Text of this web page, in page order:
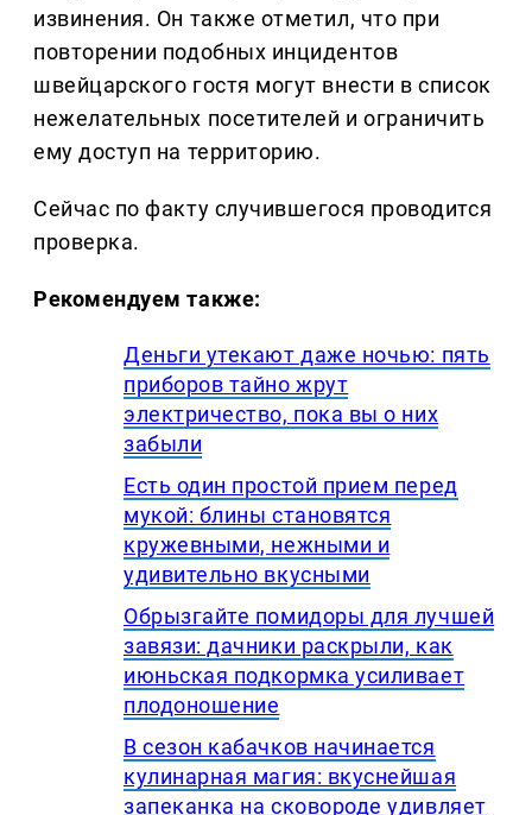
извинения. Он также отметил, что при
повторении подобных инцидентов
швейцарского гостя могут внести в список
нежелательных посетителей и ограничить
ему доступ на территорию.
Сейчас по факту случившегося проводится
проверка.
Рекомендуем также:
Деньги утекают даже ночью: пять
приборов тайно жрут
электричество, пока вы о них
забыли
Есть один простой прием перед
мукой: блины становятся
кружевными, нежными и
удивительно вкусными
Обрызгайте помидоры для лучшей
завязи: дачники раскрыли, как
июньская подкормка усиливает
плодоношение
В сезон кабачков начинается
кулинарная магия: вкуснейшая
запеканка на сковороде удивляет